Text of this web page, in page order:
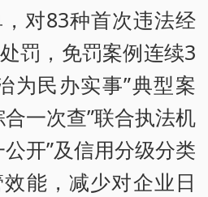
对83种首次违法经
罚，免罚案例连续3
为民办实事”典型案
一次查”联合执法机
开”及信用分级分类
能，减少对企业日